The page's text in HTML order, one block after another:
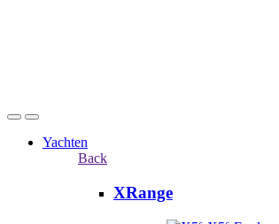
Yachten
Back
XRange